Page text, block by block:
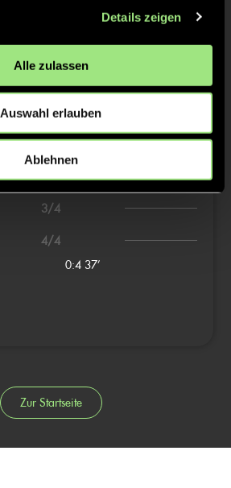
Details zeigen
Alle zulassen
Auswahl erlauben
Ablehnen
1/4
0:1 1’
0:3 14’
3/4
4/4
0:4 37’
Zur Startseite